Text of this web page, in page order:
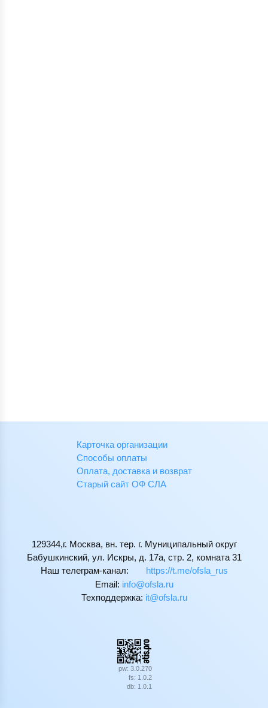
Карточка организации
Способы оплаты
Оплата, доставка и возврат
Старый сайт ОФ СЛА
129344,г. Москва, вн. тер. г. Муниципальный округ
Бабушкинский, ул. Искры, д. 17а, стр. 2, комната 31
Наш телеграм-канал:
https://t.me/ofsla_rus
Email: ur.alsfo@ofni
Техподдержка: ur.alsfo@ti
pw: 3.0.270
fs: 1.0.2
db: 1.0.1